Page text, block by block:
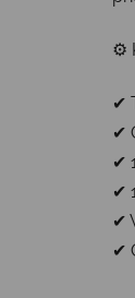
⚙️
✔
✔
✔
✔
✔
✔